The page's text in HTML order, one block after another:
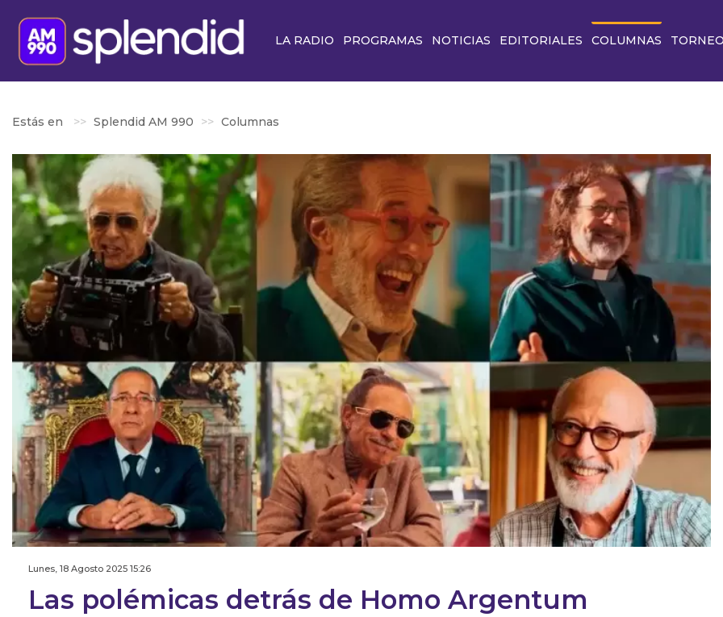
LA RADIO PROGRAMAS NOTICIAS EDITORIALES COLUMNAS
Estás en Splendid AM 990 Columnas
Lunes, 18 Agosto 2025 15:26
Las polémicas detrás de Homo Argentum